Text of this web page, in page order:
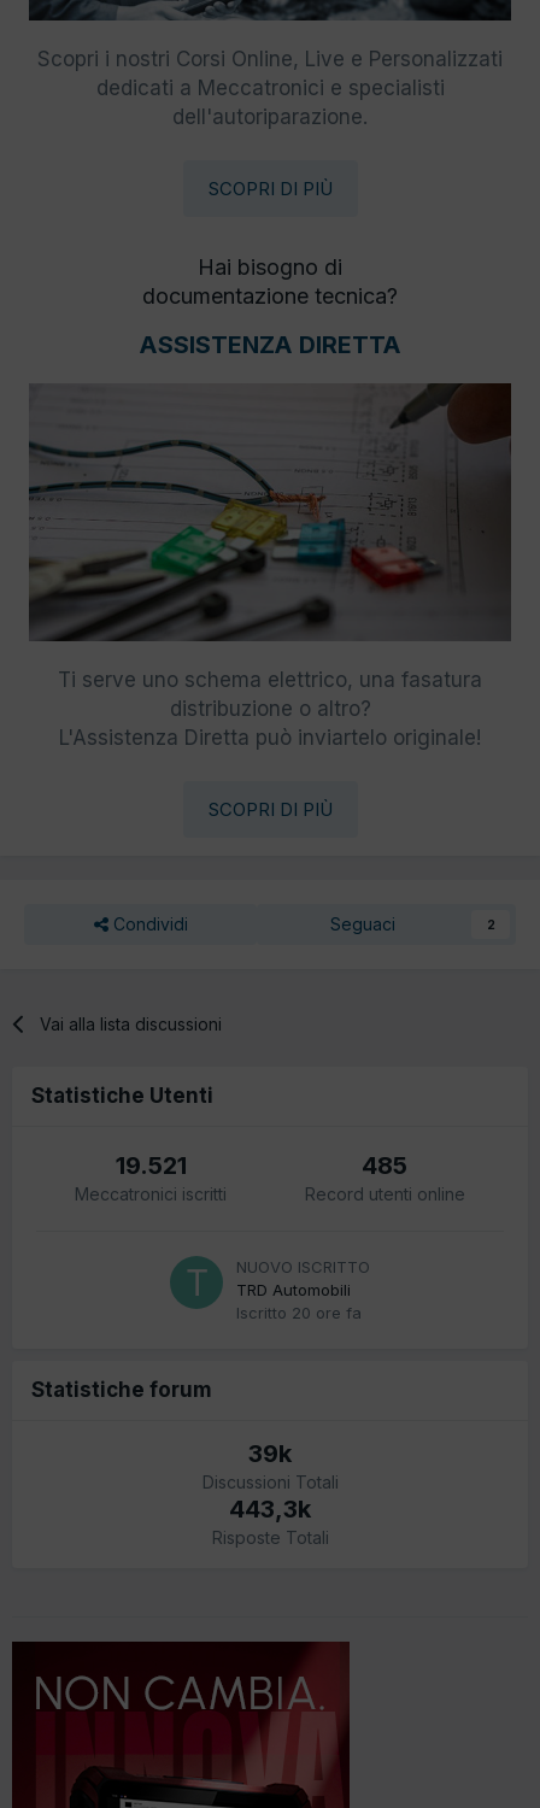
Scopri i nostri Corsi Online, Live e Personalizzati
dedicati a Meccatronici e specialisti
dell'autoriparazione.
SCOPRI DI PIÙ
Hai bisogno di
documentazione tecnica?
ASSISTENZA DIRETTA
Ti serve uno schema elettrico, una fasatura
distribuzione o altro?
L'Assistenza Diretta può inviartelo originale!
SCOPRI DI PIÙ
Condividi Seguaci 2
Vai alla lista discussioni
Statistiche Utenti
19.521
Meccatronici iscritti
485
Record utenti online
NUOVO ISCRITTO
TRD Automobili
Iscritto 20 ore fa
Statistiche forum
39k
Discussioni Totali
443,3k
Risposte Totali